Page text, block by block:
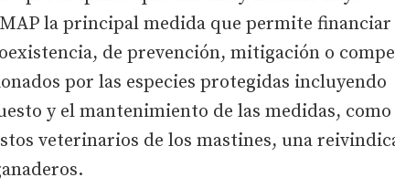
la principal medida que permite financiar
de prevención, mitigación o
por las especies protegidas incluyendo
y el mantenimiento de las medidas, como
veterinarios de los mastines, una